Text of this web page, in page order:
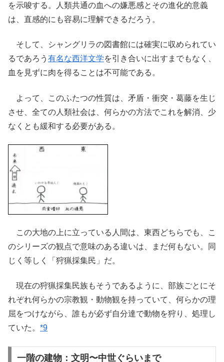
を示唆する。人類共通の血への嫌悪感とその進化的意義
は、直感的にも容易に理解できるだろう。
そして、シャングリラの図書館には確実に収められてい
るであろう 有名な西洋文学を引き合いに出すまでもなく、
血を見ずに肉を得ることは不可能である。
よって、このふたつの性質は、矛盾・衝突・葛藤を生じ
させ、全ての人類社会は、何らかの方法でこれを解消、少
なくとも緩和する必要がある。
この大地の上に立っている人間は、東西どちらでも、こ
のシリーズの観点で意味のある違いは、まだ何もない。同
じく等しく「狩猟採集民」だ。
現在の狩猟採集民族もそうであるように、部族ごとにそ
れぞれ何らかの宗教観・動物観を持っていて、何らかの理
屈をつけながら、誰もが必ず自分達で動物を狩り、処理し
ていた。 *9
一階の建物：文明〜中世ぐらいまで